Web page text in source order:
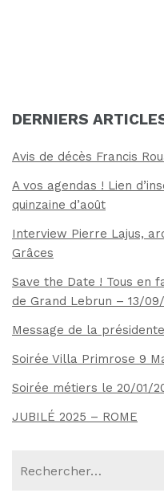
DERNIERS
Avis de décès Francis
A vos agendas ! Lien
quinzaine d’août
Interview Pierre Lajus,
Grâces
Save the Date ! Tous en
de Grand Lebrun – 13/
Message de la
Soirée Villa Primrose 9
Soirée métiers le 20/01/
JUBILÉ 2025 – ROME